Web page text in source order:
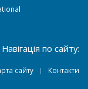
Навігація по сайту:
сайту Контакти